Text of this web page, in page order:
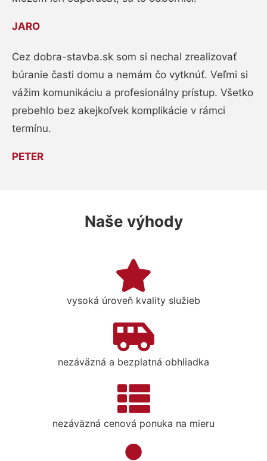
JARO
Cez dobra-stavba.sk som si nechal zrealizovať
búranie časti domu a nemám čo vytknúť. Veľmi si
vážim komunikáciu a profesionálny prístup. Všetko
prebehlo bez akejkoľvek komplikácie v rámci
termínu.
PETER
Naše výhody
vysoká úroveň kvality služieb
nezáväzná a bezplatná obhliadka
nezáväzná cenová ponuka na mieru